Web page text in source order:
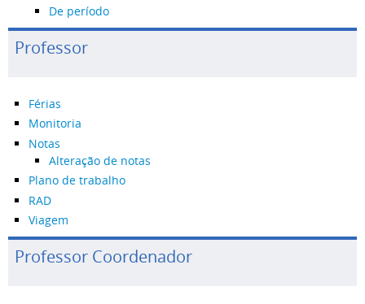
De período
Professor
Férias
Monitoria
Notas
Alteração de notas
Plano de trabalho
RAD
Viagem
Professor Coordenador